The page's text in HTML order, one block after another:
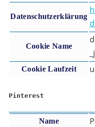
Datenschutzerklärung
Cookie Name
Cookie Laufzeit
Pinterest
Name